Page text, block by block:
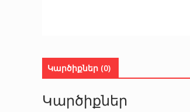
Կարծիքներ (0)
Կարծիքներ